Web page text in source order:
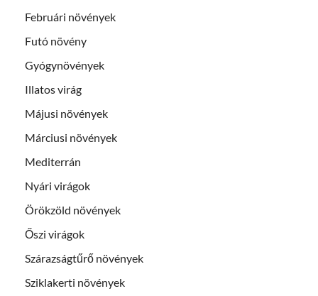
Februári növények
Futó növény
Gyógynövények
Illatos virág
Májusi növények
Márciusi növények
Mediterrán
Nyári virágok
Örökzöld növények
Őszi virágok
Szárazságtűrő növények
Sziklakerti növények